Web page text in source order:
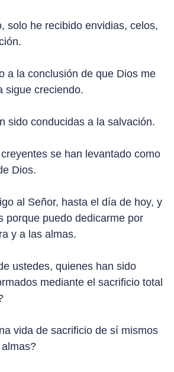
solo he recibido envidias, celos,
a la conclusión de que Dios me
sigue creciendo.
sido conducidas a la salvación.
se han levantado como
Dios.
al Señor, hasta el día de hoy, y
porque puedo dedicarme por
y a las almas.
ustedes, quienes han sido
mediante el sacrificio total
vida de sacrificio de sí mismos